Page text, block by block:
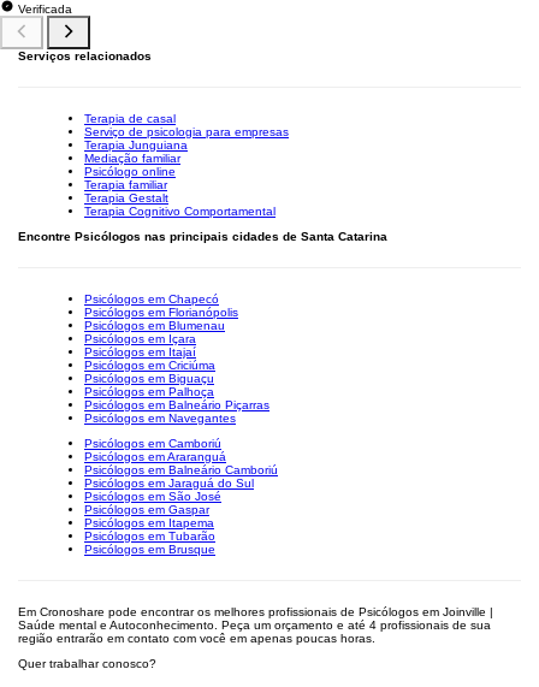
Verificada
Serviços relacionados
Terapia de casal
Serviço de psicologia para empresas
Terapia Junguiana
Mediação familiar
Psicólogo online
Terapia familiar
Terapia Gestalt
Terapia Cognitivo Comportamental
Encontre Psicólogos nas principais cidades de Santa Catarina
Psicólogos em Chapecó
Psicólogos em Florianópolis
Psicólogos em Blumenau
Psicólogos em Içara
Psicólogos em Itajaí
Psicólogos em Criciúma
Psicólogos em Biguaçu
Psicólogos em Palhoça
Psicólogos em Balneário Piçarras
Psicólogos em Navegantes
Psicólogos em Camboriú
Psicólogos em Araranguá
Psicólogos em Balneário Camboriú
Psicólogos em Jaraguá do Sul
Psicólogos em São José
Psicólogos em Gaspar
Psicólogos em Itapema
Psicólogos em Tubarão
Psicólogos em Brusque
Em Cronoshare pode encontrar os melhores profissionais de Psicólogos em Joinville |
Saúde mental e Autoconhecimento. Peça um orçamento e até 4 profissionais de sua
região entrarão em contato com você em apenas poucas horas.
Quer trabalhar conosco?